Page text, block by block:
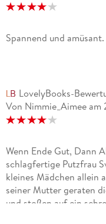
Spannend und amüsant.
LovelyBooks-
Von Nimmie_Aimee am
Wenn Ende Gut, Dann
schlagfertige Putzfrau
kleines Mädchen allein
seiner Mutter geraten
und stoßen auf ein